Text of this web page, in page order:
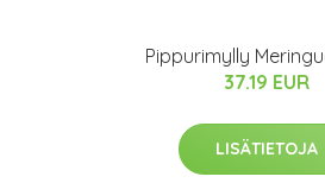
Pippurimylly
37.19 EUR
LISÄTIETOJA